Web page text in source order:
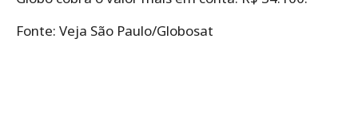
Fonte: Veja São Paulo/Globosat